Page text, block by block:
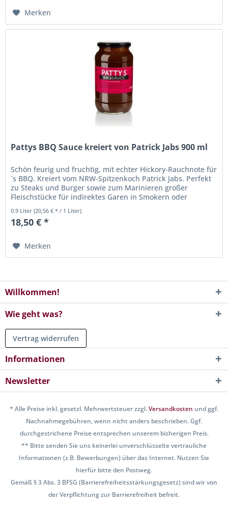
Merken
Pattys BBQ Sauce kreiert von Patrick Jabs 900 ml
Schön feurig und fruchtig, mit echter Hickory-Rauchnote für
´s BBQ. Kreiert vom NRW-Spitzenkoch Patrick Jabs. Perfekt
zu Steaks und Burger sowie zum Marinieren großer
Fleischstücke für indirektes Garen in Smokern oder
Kugelgrills. Scharfe...
0.9 Liter(20,56 € * / 1 Liter)
18,50 € *
Merken
Willkommen!
Wie geht was?
Vertrag widerrufen
Informationen
Newsletter
* Alle Preise inkl. gesetzl. Mehrwertsteuer zzgl.Versandkosten und ggf.
Nachnahmegebühren, wenn nicht anders beschrieben. Ggf.
durchgestrichene Preise entsprechen unserem bisherigen Preis.
** Bitte senden Sie uns keinerlei unverschlüsselte vertrauliche
Informationen (z.B. Bewerbungen) über das Internet. Nutzen Sie
hierfür bitte den Postweg.
Gemäß § 3 Abs. 3 BFSG (Barrierefreiheitsstärkungsgesetz) sind wir von
der Verpflichtung zur Barrierefreiheit befreit.